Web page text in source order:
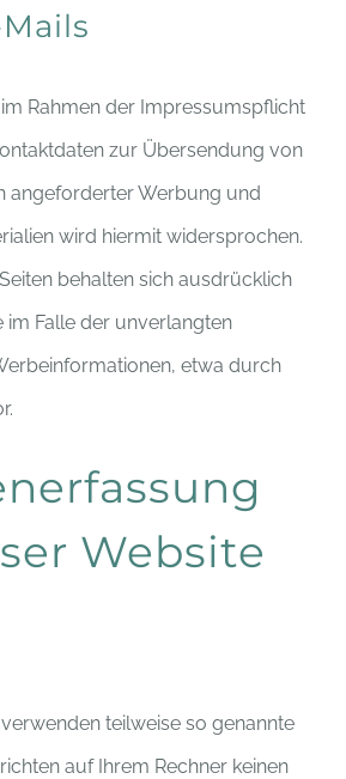
Rahmen der Impressumspflicht
zur Übersendung von
angeforderter Werbung und
wird hiermit widersprochen.
behalten sich ausdrücklich
im Falle der unverlangten
etwa durch
Website
teilweise so genannte
auf Ihrem Rechner keinen